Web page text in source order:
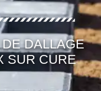
DALLAGE
SUR CURE